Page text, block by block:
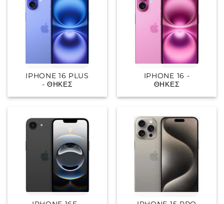
IPHONE 16 PLUS
- ΘΉΚΕΣ
IPHONE 16 -
ΘΉΚΕΣ